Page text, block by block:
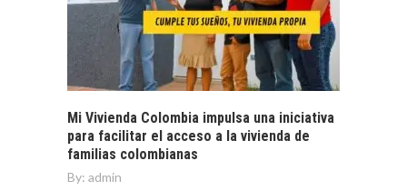
Mi Vivienda Colombia impulsa una iniciativa
para facilitar el acceso a la vivienda de
familias colombianas
By: admin